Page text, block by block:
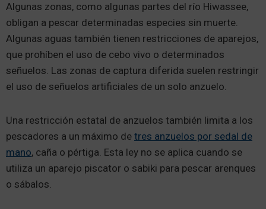
Algunas zonas, como algunas partes del río Hiwassee,
obligan a pescar determinadas especies sin muerte.
Algunas aguas también tienen restricciones de aparejos,
que prohíben el uso de cebo vivo o determinados
señuelos. Las zonas de captura diferida suelen restringir
el uso de señuelos artificiales de un solo anzuelo.
Una restricción estatal de anzuelos también limita a los
pescadores a un máximo de tres anzuelos por sedal de
mano, caña o pértiga. Esta ley no se aplica cuando se
utiliza un aparejo piscator o sabiki para pescar arenques
o sábalos.